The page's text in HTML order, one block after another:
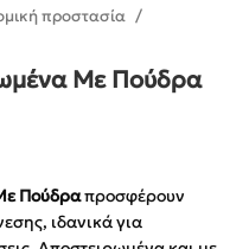
προστασία
Με Πούδρα
Πούδραπροσφέρουν
ιδανικά για